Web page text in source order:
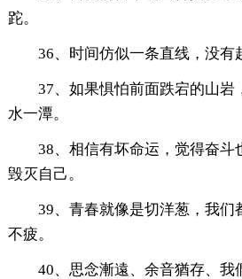
跎。
36、时间仿似一条直线，没有
37、如果惧怕前面跌宕的山岩
水一潭。
38、相信有坏命运，觉得奋斗
毁灭自己。
39、青春就像是切洋葱，我们
不疲。
40、思念漸遠、余音猶存、我